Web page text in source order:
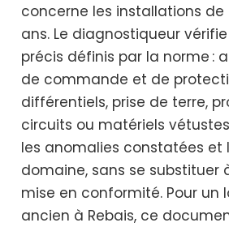
concerne les installations de
ans. Le diagnostiqueur
précis définis par la norme :
de commande et de
différentiels, prise de terre,
circuits ou matériels
les anomalies constatées et
domaine, sans se substituer
mise en conformité. Pour un
ancien à Rebais, ce